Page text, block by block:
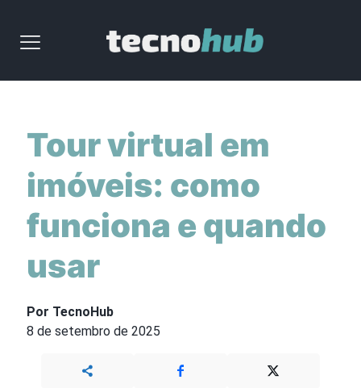
Tour virtual em
imóveis: como
funciona e quando
usar
Por TecnoHub
8 de setembro de 2025